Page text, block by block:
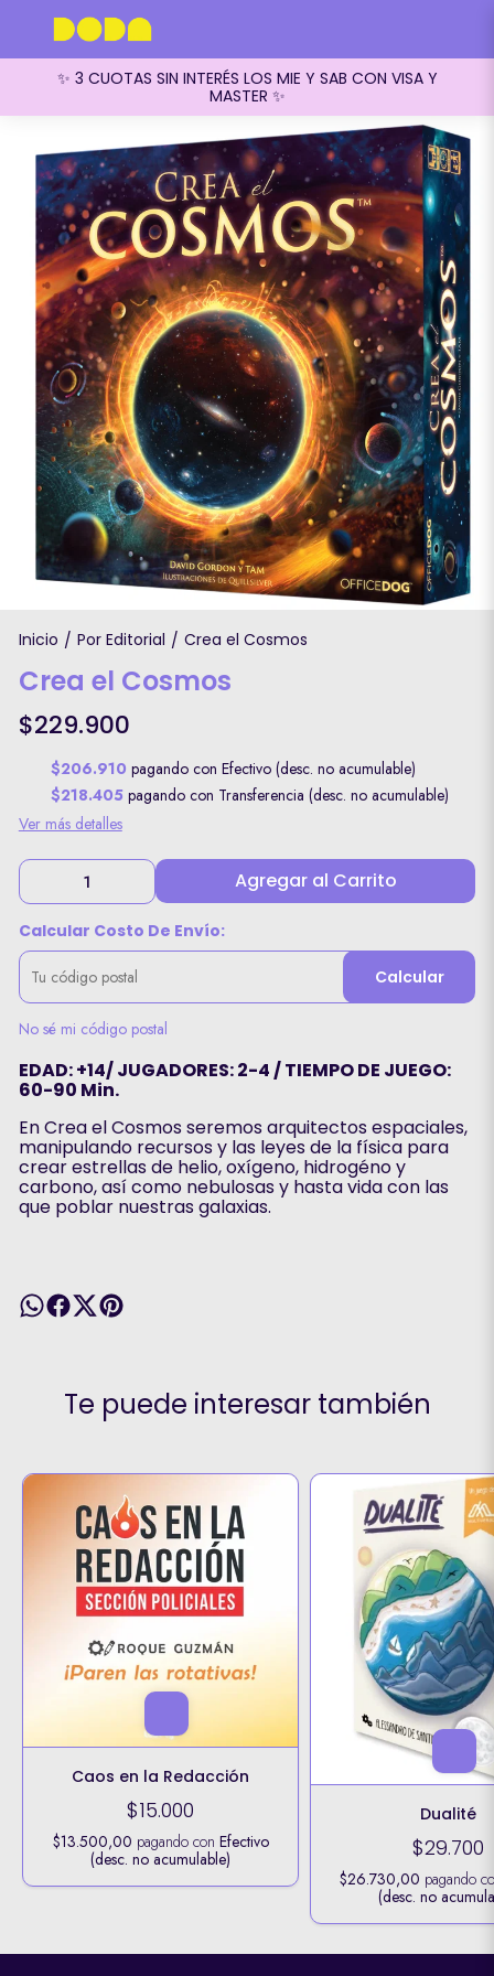
✨ 3 CUOTAS SIN INTERÉS LOS MIE Y SAB CON VISA Y
MASTER ✨
Inicio / Por Editorial / Crea el Cosmos
Crea el Cosmos
$229.900
$206.910 pagando con Efectivo (desc. no acumulable)
$218.405 pagando con Transferencia (desc. no acumulable)
Ver más detalles
Agregar al Carrito
Calcular Costo De Envío:
Calcular
No sé mi código postal
EDAD: +14/ JUGADORES: 2-4 / TIEMPO DE JUEGO:
60-90 Min.
En Crea el Cosmos seremos arquitectos espaciales,
manipulando recursos y las leyes de la física para
crear estrellas de helio, oxígeno, hidrogéno y
carbono, así como nebulosas y hasta vida con las
que poblar nuestras galaxias.
Te puede interesar también
Caos en la Redacción
$15.000
$13.500,00 pagando con Efectivo
(desc. no acumulable)
Dualité
$29.700
$26.730,00 pagando
(desc. no